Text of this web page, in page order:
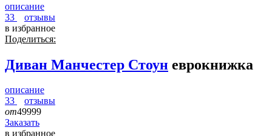
описание
33
отзывы
в избранное
Поделиться:
Диван Манчестер Стоун еврокнижка
описание
33
отзывы
от49999
Заказать
в избранное